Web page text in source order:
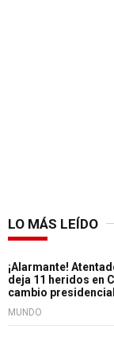
LO MÁS LEÍDO
¡Alarmante!
deja 11 heridos en
cambio presidencial
MUNDO